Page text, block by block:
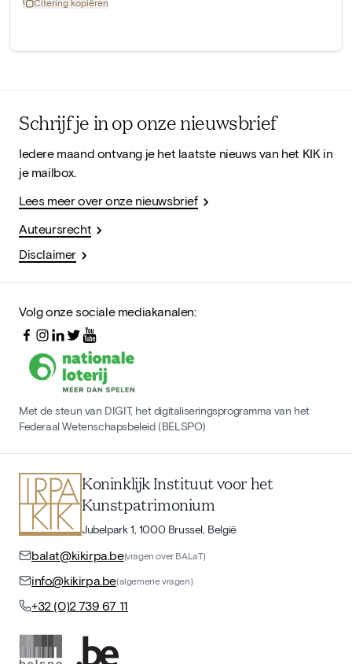
Schrijf je in op onze nieuwsbrief
Iedere maand ontvang je het laatste nieuws van het KIK in
je mailbox.
Lees meer over onze nieuwsbrief
Auteursrecht
Disclaimer
Volg onze sociale mediakanalen:
Met de steun van DIGIT, het digitaliseringsprogramma van het
Federaal Wetenschapsbeleid (BELSPO)
Koninklijk Instituut voor het
Kunstpatrimonium
Jubelpark 1, 1000 Brussel, België
balat@kikirpa.be(vragen over BALaT)
info@kikirpa.be(algemene vragen)
+32 (0)2 739 67 11